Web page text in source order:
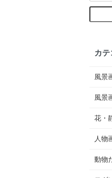
カ
風景
風景
花・
人物
動物